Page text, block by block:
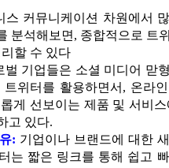
스 커뮤니케이션 차원에서
분석해보면, 종합적으로 트
할 수 있다
벌 기업들은 소셜 미디어 맏
위터를 활용하면서 , 온라
게 선보이는 제품 및 서비
고 있다.
: 기업이나 브랜드에 대한
는 짧은 링크를 통해 쉽고